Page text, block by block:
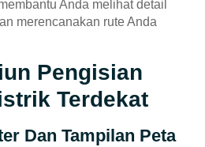
Anda melihat detail
merencanakan rute Anda
Pengisian
Terdekat
Dan Tampilan Peta